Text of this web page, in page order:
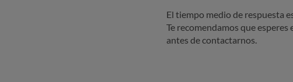
El tiempo medio de respuesta
Te recomendamos que esperes
antes de contactarnos.